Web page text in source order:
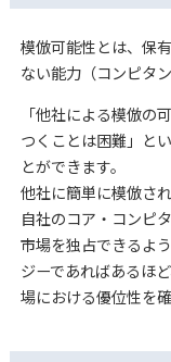
模倣可能性とは、 保
ない能力（コンピタ
「他社による模倣の
つくことは困難」と
とができます。
他社に簡単に模倣さ
自社のコア・コンピ
市場を独占できるよ
ジーであればあるほ
場における優位性を確